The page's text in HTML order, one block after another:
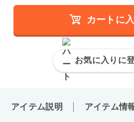
カートに
お気に入りに
アイテム説明 アイテム情